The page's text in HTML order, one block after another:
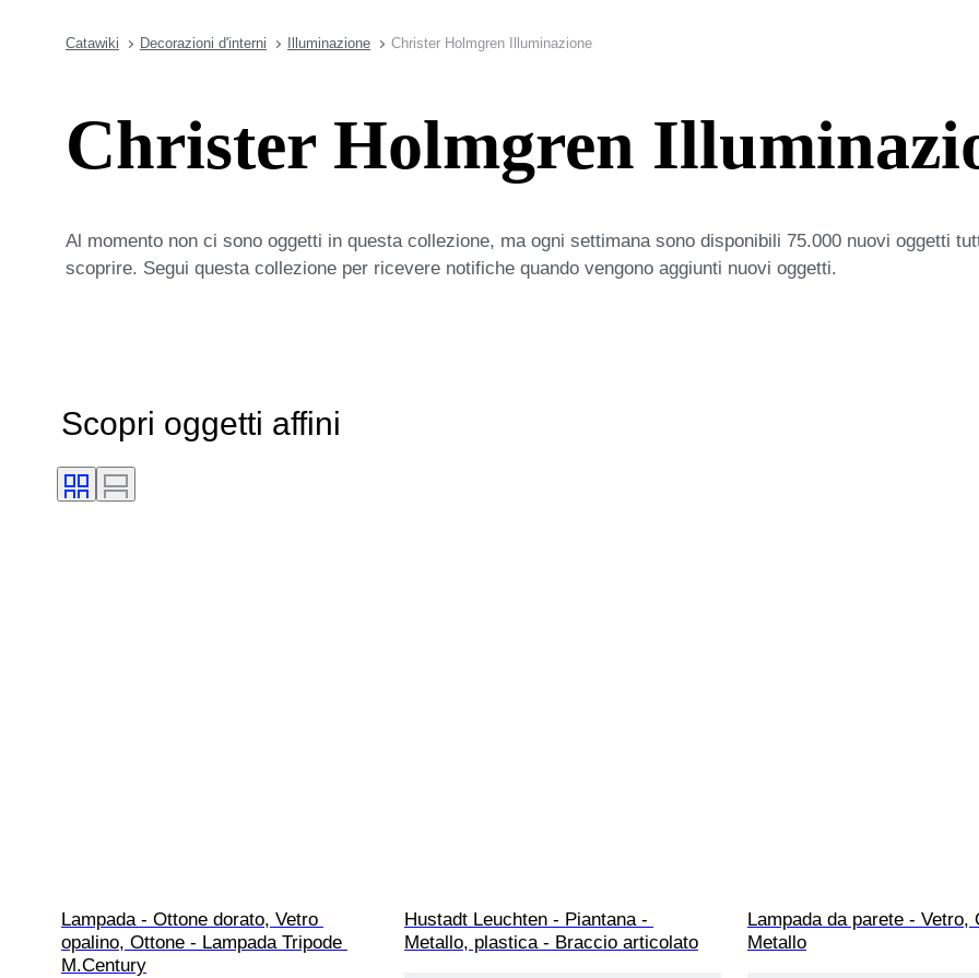
Catawiki Decorazioni d'interni Illuminazione Christer Holmgren Illuminazione
Christer Holmgren
Al momento non ci sono oggetti in questa collezione, ma ogni settimana sono disponibili 75.000 nuovi oggetti
scoprire. Segui questa collezione per ricevere notifiche quando vengono aggiunti nuovi oggetti.
Scopri oggetti affini
Lampada - Ottone dorato, Vetro
opalino, Ottone - Lampada Tripode
M.Century
Hustadt Leuchten - Piantana -
Metallo, plastica - Braccio articolato
Lampada da parete - Vetro,
Metallo